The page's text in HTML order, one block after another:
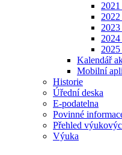
Kalendář
Mobilní
Historie
Úřední deska
E-podatelna
Povinné
Přehled
Výuka